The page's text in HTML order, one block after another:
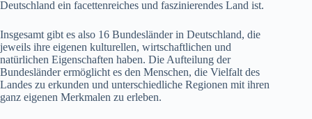
Deutschland ein facettenreiches und faszinierendes Land ist.
Insgesamt gibt es also 16 Bundesländer in Deutschland, die
jeweils ihre eigenen kulturellen, wirtschaftlichen und
natürlichen Eigenschaften haben. Die Aufteilung der
Bundesländer ermöglicht es den Menschen, die Vielfalt des
Landes zu erkunden und unterschiedliche Regionen mit ihren
ganz eigenen Merkmalen zu erleben.